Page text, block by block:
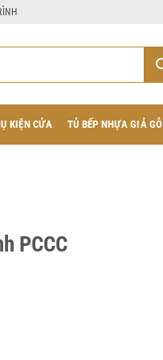
KIỆN CỬA TỦ BẾP NHỰA GIẢ GỖ
PCCC